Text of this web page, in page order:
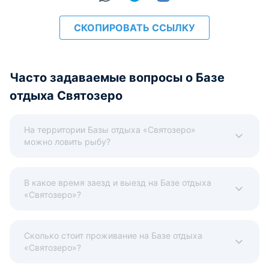
СКОПИРОВАТЬ ССЫЛКУ
Часто задаваемые вопросы о Базе
отдыха Святозеро
На территории Базы отдыха «Святозеро»
можно ловить рыбу?
В какое время заезд и выезд на Базе отдыха
«Святозеро»?
Сколько стоит проживание на Базе отдыха
«Святозеро»?